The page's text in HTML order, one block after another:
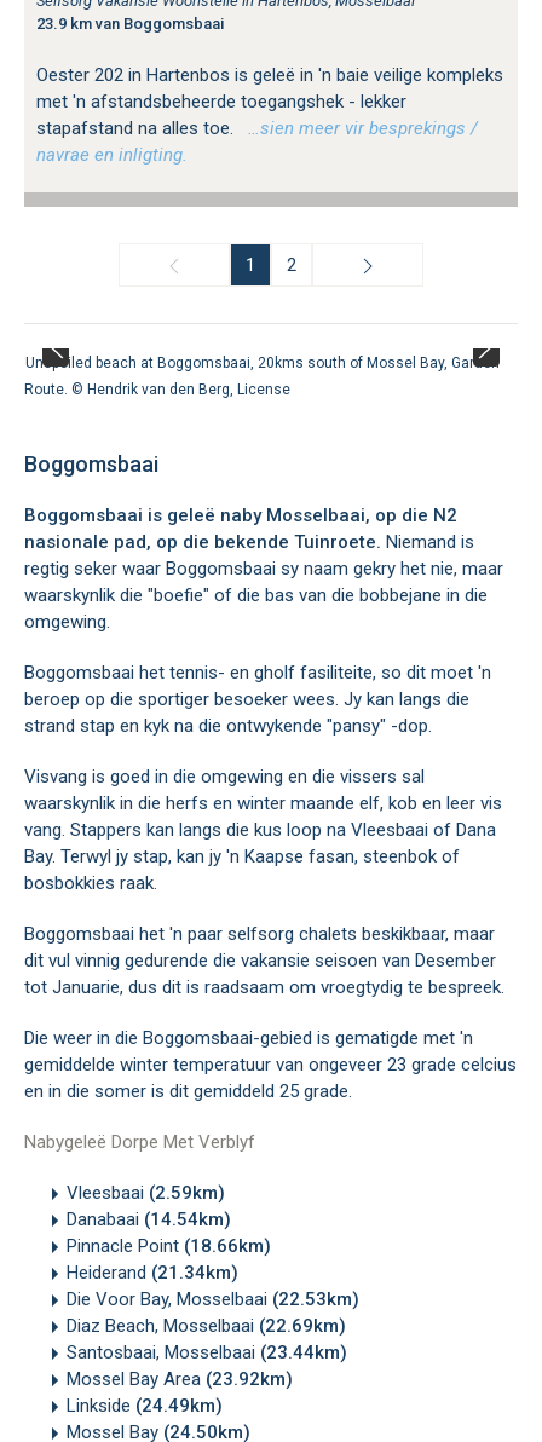
23.9 km van Boggomsbaai
Oester 202 in Hartenbos is geleë in 'n baie veilige kompleks
met 'n afstandsbeheerde toegangshek - lekker
stapafstand na alles toe.
…sien meer vir besprekings /
navrae en inligting.
1 2
Unspoiled beach at Boggomsbaai, 20kms south of Mossel Bay, Garden
Route. © Hendrik van den Berg, License
Boggomsbaai
Boggomsbaai is geleë naby Mosselbaai, op die N2
nasionale pad, op die bekende Tuinroete. Niemand is
regtig seker waar Boggomsbaai sy naam gekry het nie, maar
waarskynlik die "boefie" of die bas van die bobbejane in die
omgewing.
Boggomsbaai het tennis- en gholf fasiliteite, so dit moet 'n
beroep op die sportiger besoeker wees. Jy kan langs die
strand stap en kyk na die ontwykende "pansy" -dop.
Visvang is goed in die omgewing en die vissers sal
waarskynlik in die herfs en winter maande elf, kob en leer vis
vang. Stappers kan langs die kus loop na Vleesbaai of Dana
Bay. Terwyl jy stap, kan jy 'n Kaapse fasan, steenbok of
bosbokkies raak.
Boggomsbaai het 'n paar selfsorg chalets beskikbaar, maar
dit vul vinnig gedurende die vakansie seisoen van Desember
tot Januarie, dus dit is raadsaam om vroegtydig te bespreek.
Die weer in die Boggomsbaai-gebied is gematigde met 'n
gemiddelde winter temperatuur van ongeveer 23 grade celcius
en in die somer is dit gemiddeld 25 grade.
Nabygeleë Dorpe Met Verblyf
Vleesbaai (2.59km)
Danabaai (14.54km)
Pinnacle Point (18.66km)
Heiderand (21.34km)
Die Voor Bay, Mosselbaai (22.53km)
Diaz Beach, Mosselbaai (22.69km)
Santosbaai, Mosselbaai (23.44km)
Mossel Bay Area (23.92km)
Linkside (24.49km)
Mossel Bay (24.50km)